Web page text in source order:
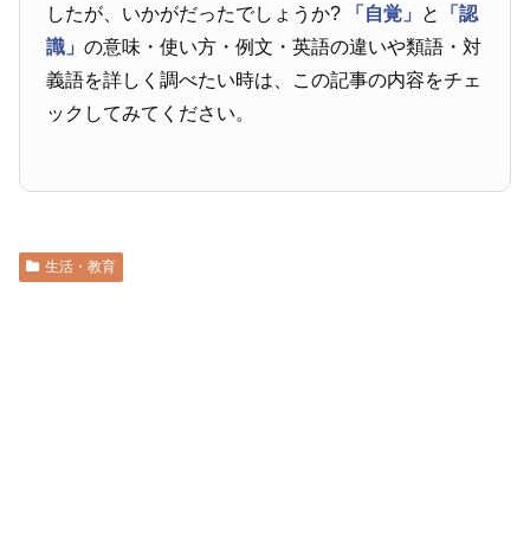
したが、いかがだったでしょうか?
「自覚」 と
「認
識」の意味・使い方・例文・英語の違いや類語・対
義語を詳しく調べたい時は、この記事の内容をチェ
ックしてみてください。
生活・教育